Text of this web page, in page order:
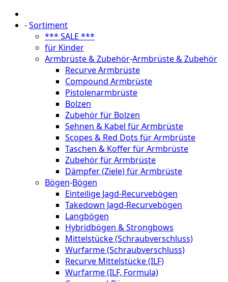
-Sortiment
*** SALE ***
für Kinder
Armbrüste & Zubehör-Armbrüste & Zubehör
Recurve Armbrüste
Compound Armbrüste
Pistolenarmbrüste
Bolzen
Zubehör für Bolzen
Sehnen & Kabel für Armbrüste
Scopes & Red Dots für Armbrüste
Taschen & Koffer für Armbrüste
Zubehör für Armbrüste
Dämpfer (Ziele) für Armbrüste
Bögen-Bögen
Einteilige Jagd-Recurvebögen
Takedown Jagd-Recurvebögen
Langbögen
Hybridbögen & Strongbows
Mittelstücke (Schraubverschluss)
Wurfarme (Schraubverschluss)
Recurve Mittelstücke (ILF)
Wurfarme (ILF, Formula)